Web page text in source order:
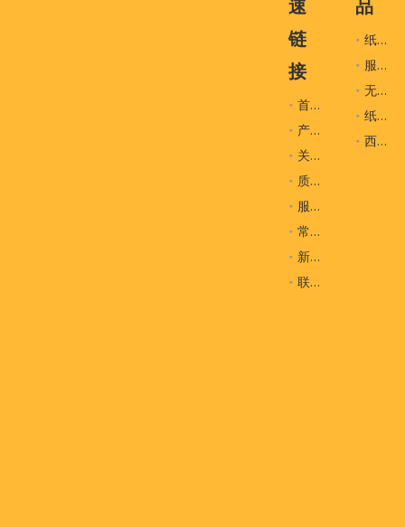
速
链
接
首页
产品
关于我们
质量控制
服务
常问问题
新闻
联系我们
品
纸袋
服装辅料
无纺布袋
纸盒
西装袋